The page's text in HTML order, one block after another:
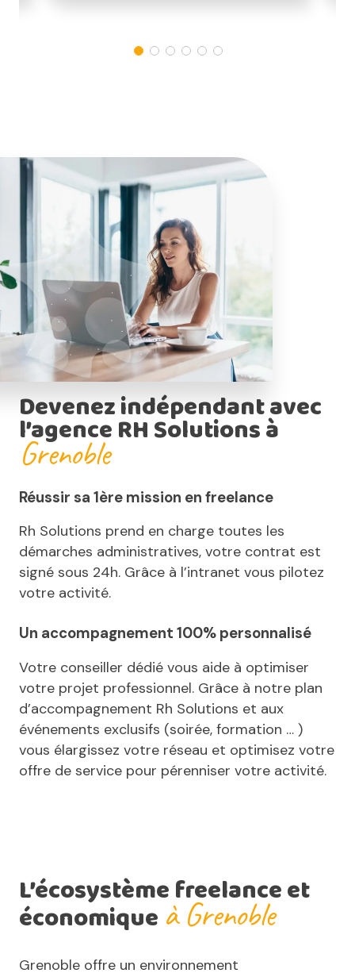
Devenez indépendant avec
l’agence RH Solutions à
Grenoble
Réussir sa 1ère mission en freelance
Rh Solutions prend en charge toutes les
démarches administratives, votre contrat est
signé sous 24h. Grâce à l’intranet vous pilotez
votre activité.
Un accompagnement 100% personnalisé
Votre conseiller dédié vous aide à optimiser
votre projet professionnel. Grâce à notre plan
d’accompagnement Rh Solutions et aux
événements exclusifs (soirée, formation … )
vous élargissez votre réseau et optimisez votre
offre de service pour pérenniser votre activité.
L’écosystème freelance et
économique à Grenoble
Grenoble offre un environnement